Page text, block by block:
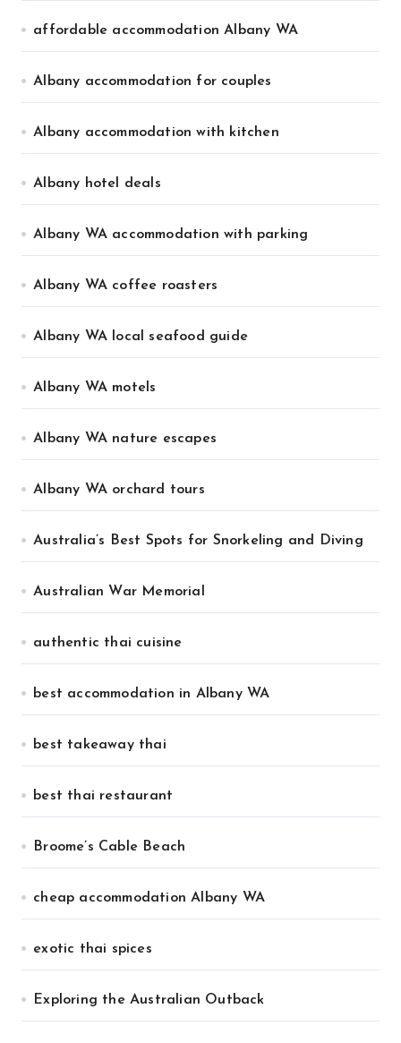
affordable accommodation Albany WA
Albany accommodation for couples
Albany accommodation with kitchen
Albany hotel deals
Albany WA accommodation with parking
Albany WA coffee roasters
Albany WA local seafood guide
Albany WA motels
Albany WA nature escapes
Albany WA orchard tours
Australia’s Best Spots for Snorkeling and Diving
Australian War Memorial
authentic thai cuisine
best accommodation in Albany WA
best takeaway thai
best thai restaurant
Broome’s Cable Beach
cheap accommodation Albany WA
exotic thai spices
Exploring the Australian Outback